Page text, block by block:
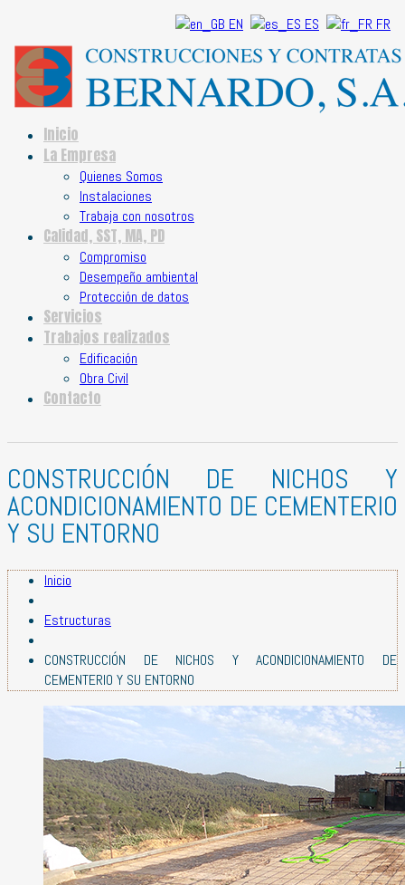
EN ES FR
Inicio
La Empresa
Quienes Somos
Instalaciones
Trabaja con nosotros
Calidad, SST, MA, PD
Compromiso
Desempeño ambiental
Protección de datos
Servicios
Trabajos realizados
Edificación
Obra Civil
Contacto
CONSTRUCCIÓN DE NICHOS Y
ACONDICIONAMIENTO DE CEMENTERIO
Y SU ENTORNO
Inicio
Estructuras
CONSTRUCCIÓN DE NICHOS Y ACONDICIONAMIENTO DE
CEMENTERIO Y SU ENTORNO